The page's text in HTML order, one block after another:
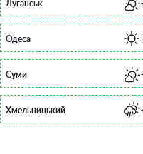
Луганськ
Одеса
Суми
Хмельницький